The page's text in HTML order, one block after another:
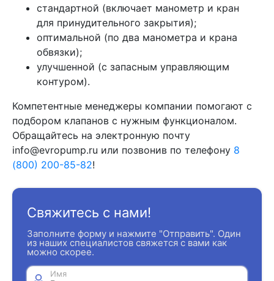
стандартной (включает манометр и кран
для принудительного закрытия);
оптимальной (по два манометра и крана
обвязки);
улучшенной (с запасным управляющим
контуром).
Компетентные менеджеры компании помогают с
подбором клапанов с нужным функционалом.
Обращайтесь на электронную почту
info@evropump.ru или позвонив по телефону 8
(800) 200-85-82!
Свяжитесь с нами!
Заполните форму и нажмите "Отправить". Один
из наших специалистов свяжется с вами как
можно скорее.
Имя